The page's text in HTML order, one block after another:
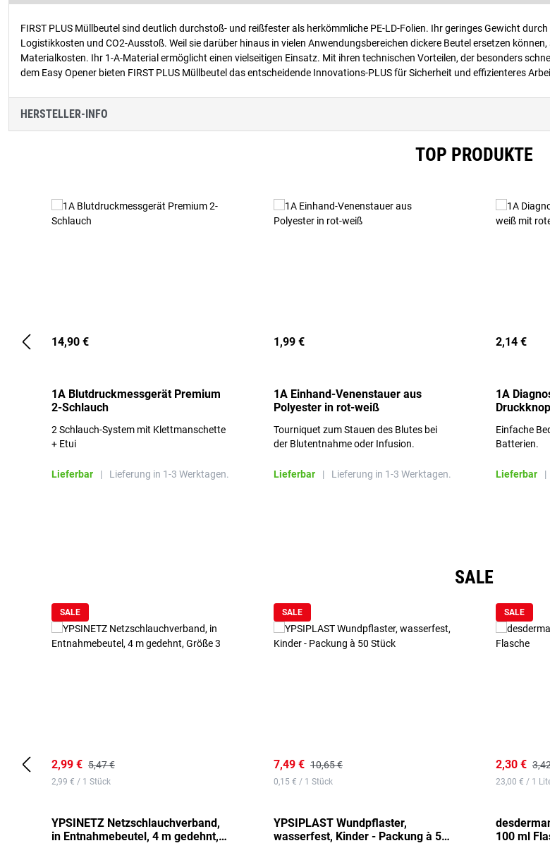
FIRST PLUS Müllbeutel sind deutlich durchstoß- und reißfester als herkömmliche PE-LD-Folien. Ihr geringes Gewicht
Logistikkosten und CO2-Ausstoß. Weil sie darüber hinaus in vielen Anwendungsbereichen dickere Beutel ersetzen
Materialkosten. Ihr 1-A-Material ermöglicht einen vielseitigen Einsatz. Mit ihren technischen Vorteilen, der besonders
dem Easy Opener bieten FIRST PLUS Müllbeutel das entscheidende Innovations-PLUS für Sicherheit und effizienteres
HERSTELLER-INFO
TOP PRODUKTE
14,90 €
1A Blutdruckmessgerät Premium
2-Schlauch
2 Schlauch-System mit Klettmanschette
+ Etui
Lieferbar | Lieferung in 1-3 Werktagen.
1,99 €
1A Einhand-Venenstauer aus
Polyester in rot-weiß
Tourniquet zum Stauen des Blutes bei
der Blutentnahme oder Infusion.
Lieferbar | Lieferung in 1-3 Werktagen.
2,14 €
1A
Einfache
Batterien.
Lieferbar |
SALE
SALE
2,99 € 5,47 €
2,99 € / 1 Stück
YPSINETZ Netzschlauchverband,
in Entnahmebeutel, 4 m gedehnt,
SALE
7,49 € 10,65 €
0,15 € / 1 Stück
YPSIPLAST Wundpflaster,
wasserfest, Kinder - Packung à 50
SALE
2,30 €
23,00 € / 1
100 ml